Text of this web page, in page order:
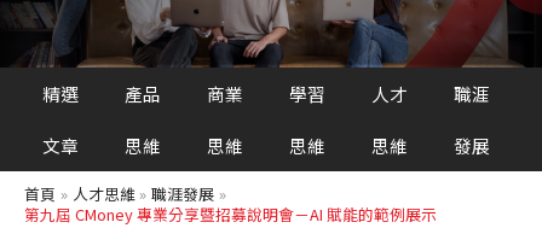
精選
文章
產品
思維
商業
思維
學習
思維
人才
思維
職涯
發展
首頁 人才思維
職涯發展
第九屆 CMoney 專業分享暨招募說明會－AI 賦能的範例展示